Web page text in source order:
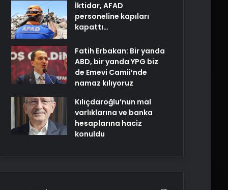
İktidar, AFAD
personeline kapıları
kapattı…
Fatih Erbakan: Bir yanda
ABD, bir yanda YPG biz
de Emevi Camii’nde
namaz kılıyoruz
Kılıçdaroğlu’nun mal
varlıklarına ve banka
hesaplarına haciz
konuldu